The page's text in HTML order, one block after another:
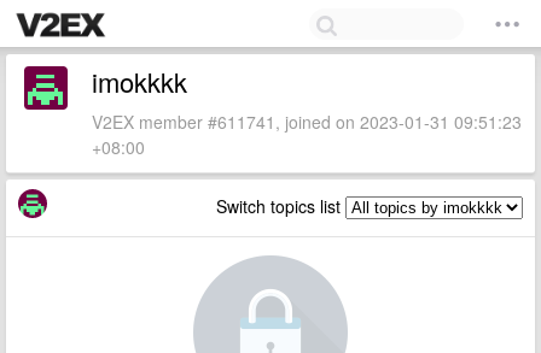
imokkkk
V2EX member #611741, joined on 2023-01-31 09:51:23
+08:00
Switch topics list